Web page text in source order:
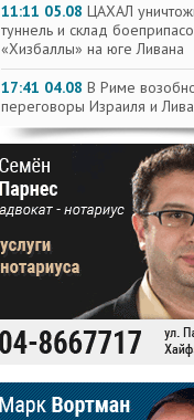
11:11 05.08 ЦАХАЛ
туннель и склад
«Хизбаллы» на юге Ливана
17:41 04.08 В Риме
переговоры Израиля и